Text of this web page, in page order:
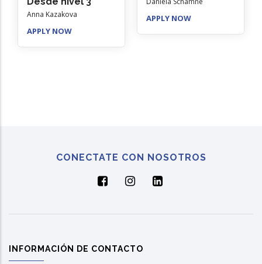
Anna Kazakova
APPLY NOW
APPLY NOW
CONECTATE CON NOSOTROS
INFORMACIÓN DE CONTACTO